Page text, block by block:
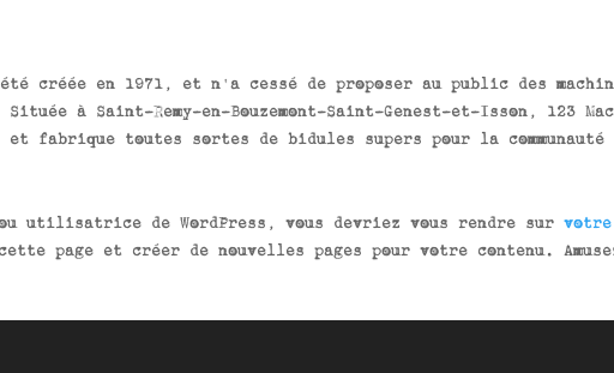
créée en 1971, et n’a cessé de proposer au public des
à Saint-Remy-en-Bouzemont-Saint-Genest-et-Isson, 123
et fabrique toutes sortes de bidules supers pour la communauté
utilisatrice de WordPress, vous devriez vous rendre survotre
page et créer de nouvelles pages pour votre contenu.